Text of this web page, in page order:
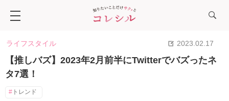
ライフスタイル 2023.02.17
【推しバズ】2023年2月前半にTwitterでバズったネ
タ7選！
トレンド